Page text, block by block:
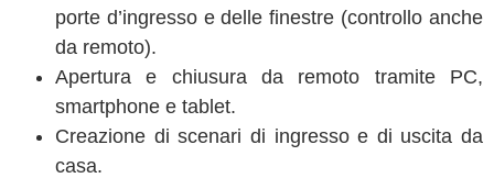
porte d’ingresso e delle finestre (controllo anche
da remoto).
Apertura e chiusura da remoto tramite PC,
smartphone e tablet.
Creazione di scenari di ingresso e di uscita da
casa.